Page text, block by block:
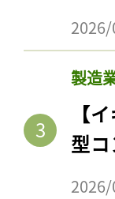
製造
【
型